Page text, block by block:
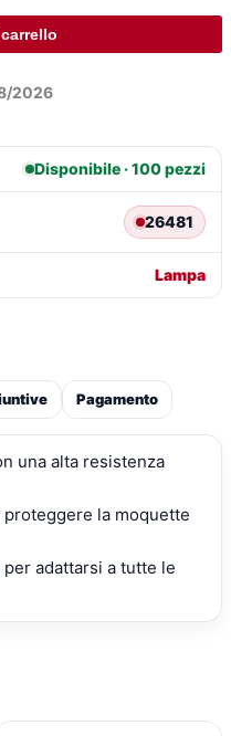
È:
2026
Disponibile · 100 pezzi
26481
Lampa
Pagamento
una alta resistenza
la moquette
adattarsi a tutte le